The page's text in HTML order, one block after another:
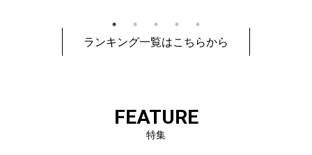
ランキング一覧はこちらから
FEATURE
特集